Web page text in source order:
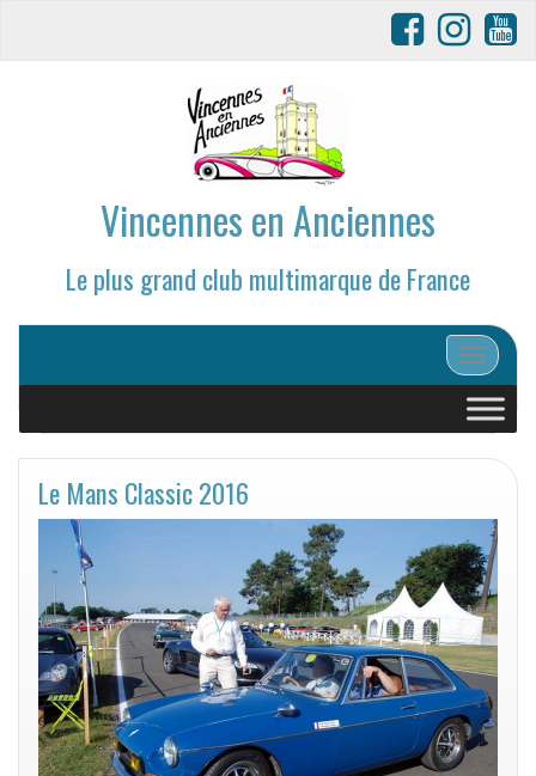
Vincennes en Anciennes
Le plus grand club multimarque de France
Afficher/
Le Mans Classic 2016